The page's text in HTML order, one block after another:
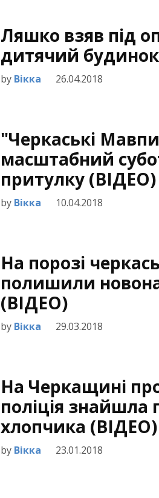
Ляшко взяв під
дитячий
by Вікка 26.04.2018
"Черкаські
масштабний
притулку (ВІДЕО)
by Вікка 10.04.2018
На порозі
полишили
(ВІДЕО)
by Вікка 29.03.2018
На Черкащині
поліція знайшла
хлопчика (ВІДЕО)
by Вікка 23.01.2018